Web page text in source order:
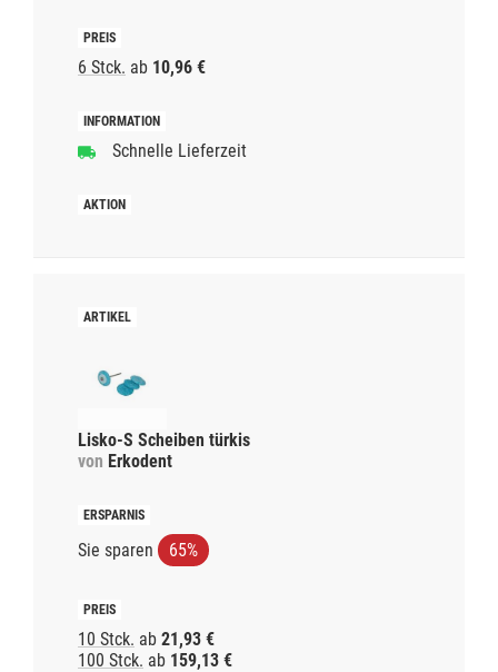
6 Stck. ab 10,96 €
Schnelle Lieferzeit
Lisko-S Scheiben türkis
von Erkodent
Sie sparen 65%
10 Stck. ab 21,93 €
100 Stck. ab 159,13 €